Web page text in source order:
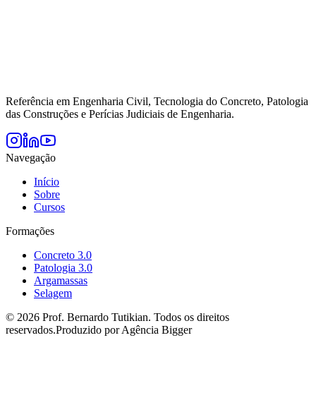
Referência em Engenharia Civil, Tecnologia do Concreto, Patologia
das Construções e Perícias Judiciais de Engenharia.
Navegação
Início
Sobre
Cursos
Formações
Concreto 3.0
Patologia 3.0
Argamassas
Selagem
© 2026 Prof. Bernardo Tutikian. Todos os direitos
reservados.Produzido por Agência Bigger